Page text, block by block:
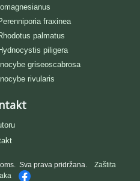
fraxinea
palmatus
piligera
griseoscabrosa
rivularis
Sva prava pridržana. Zaštita